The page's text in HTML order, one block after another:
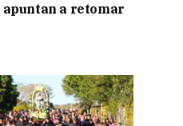
a retomar